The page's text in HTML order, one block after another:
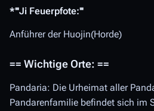
*'''Ji Feuerpfote:'''
Anführer der Huojin(Horde)
== Wichtige Orte: ==
Pandaria: Die Urheimat aller
Pandarenfamilie befindet sich im